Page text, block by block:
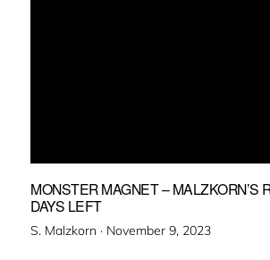
MONSTER MAGNET – MALZKORN’S
DAYS LEFT
S. Malzkorn · Veröffentlicht
November 9, 2023